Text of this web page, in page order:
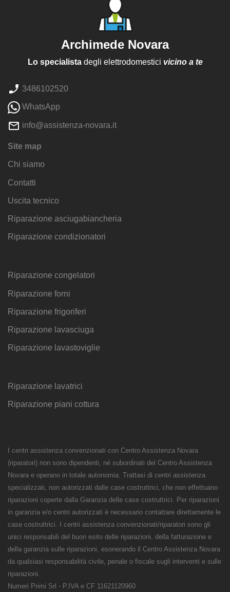
Archimede Novara
Lo specialistadegli elettrodomestici vicino a te
3486102520
WhatsApp
info@assistenza-novara.it
Site map
Chi siamo
Contatti
Uscita tecnico
Riparazione asciugabiancheria
Riparazione condizionatori
Riparazione congelatori
Riparazione forni
Riparazione frigoriferi
Riparazione lavasciuga
Riparazione lavastoviglie
Riparazione lavatrici
Riparazione piani cottura
I centri assistenza convenzionati con Centro Assistenza Novara
(riparatori) non sono dipendenti, né subordinati del Centro Assistenza
Novara e operano in totale autonomia. Trattasi di centri assistenza
specializzati, non autorizzati dalle case costruttrici, che non effettuano
riparazioni coperte dalla Garanzia delle case costruttrici. Per riparazioni
in garanzia e/o centri autorizzati è necessario contattare direttamente le
case costruttrici. I centri assistenza convenzionati/riparatori sono gli
unici responsabili del buon esito delle riparazioni, della fatturazione e
della garanzia sulle riparazioni, esonerando il Centro Assistenza Novara
da qualsiasi responsabilità civile, penale o fiscale sugli interventi e sulle
riparazioni.
Numeri Primi Srl - P.IVA e CF 11621120960